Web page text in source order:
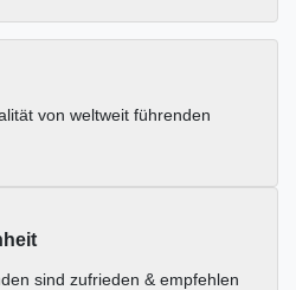
von weltweit führenden
sind zufrieden & empfehlen